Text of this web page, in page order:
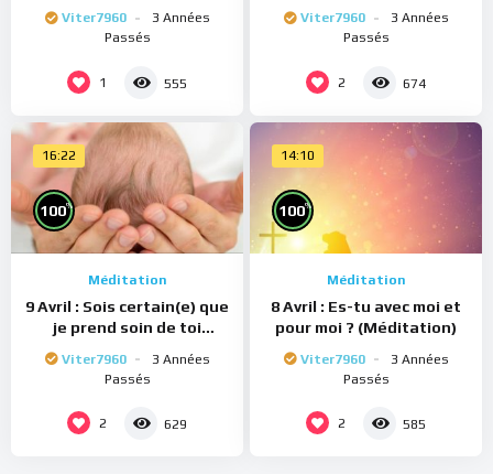
Viter7960
3 Années
Passés
1 555
Viter7960
3 Années
Passés
2 674
16:22
100%
Méditation
9 Avril : Sois certain(e) que
je prend soin de toi
Viter7960
3 Années
Passés
2 629
14:10
100%
Méditation
8 Avril : Es-tu avec moi et
pour moi ? (Méditation)
Viter7960
3 Années
Passés
2 585